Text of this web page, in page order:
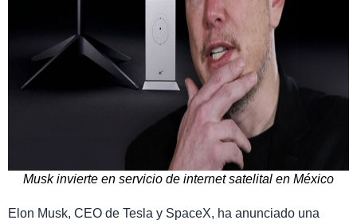
Musk invierte en servicio de internet satelital en México
Elon Musk, CEO de Tesla y SpaceX, ha anunciado una